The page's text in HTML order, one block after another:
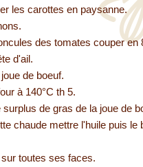
les carottes en paysanne.
des tomates couper en
d'ail.
de boeuf.
à 140°C th 5.
de gras de la joue de
chaude mettre l'huile puis le
toutes ses faces.